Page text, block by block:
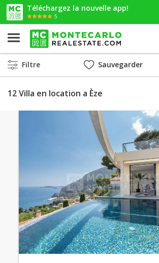
Téléchargez la nouvelle app!
5
Filtre Sauvegarder
12 Villa en location a Èze